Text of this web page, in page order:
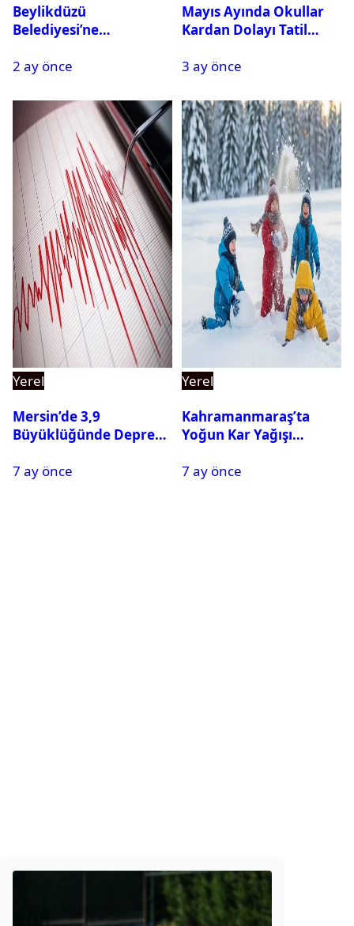
Beylikdüzü
Belediyesi’ne
Gözaltına Alındı
2 ay önce
Mayıs Ayında Okullar
Kardan Dolayı Tatil
3 ay önce
Yerel
Mersin’de 3,9
Büyüklüğünde Deprem
7 ay önce
Yerel
Kahramanmaraş’ta
Yoğun Kar Yağışı
Tatil
7 ay önce